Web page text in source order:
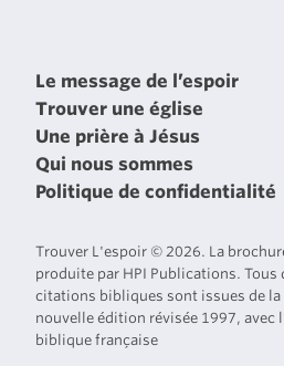
Le message de l’espoir
Trouver une église
Une prière à Jésus
Qui nous sommes
Politique de confidentialité
Trouver L'espoir © 2026. La
produite par HPI Publications. Tous
citations bibliques sont issues de la
nouvelle édition révisée 1997, avec
biblique française